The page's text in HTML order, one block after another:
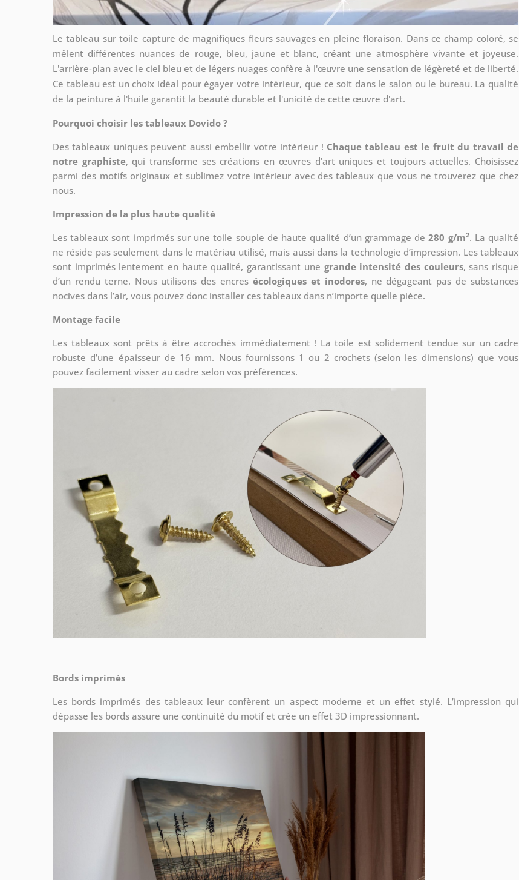
Le tableau sur toile capture de magnifiques fleurs sauvages en pleine floraison. Dans ce champ coloré, se
mêlent différentes nuances de rouge, bleu, jaune et blanc, créant une atmosphère vivante et joyeuse.
L'arrière-plan avec le ciel bleu et de légers nuages confère à l'œuvre une sensation de légèreté et de liberté.
Ce tableau est un choix idéal pour égayer votre intérieur, que ce soit dans le salon ou le bureau. La qualité
de la peinture à l'huile garantit la beauté durable et l'unicité de cette œuvre d'art.
Pourquoi choisir les tableaux Dovido ?
Des tableaux uniques peuvent aussi embellir votre intérieur ! Chaque tableau est le fruit du travail de
notre graphiste, qui transforme ses créations en œuvres d’art uniques et toujours actuelles. Choisissez
parmi des motifs originaux et sublimez votre intérieur avec des tableaux que vous ne trouverez que chez
nous.
Impression de la plus haute qualité
Les tableaux sont imprimés sur une toile souple de haute qualité d’un grammage de280 g/m2. La qualité
ne réside pas seulement dans le matériau utilisé, mais aussi dans la technologie d’impression. Les tableaux
sont imprimés lentement en haute qualité, garantissant une grande intensité des couleurs, sans risque
d’un rendu terne. Nous utilisons des encres écologiques et inodores, ne dégageant pas de substances
nocives dans l’air, vous pouvez donc installer ces tableaux dans n’importe quelle pièce.
Montage facile
Les tableaux sont prêts à être accrochés immédiatement ! La toile est solidement tendue sur un cadre
robuste d’une épaisseur de 16 mm. Nous fournissons 1 ou 2 crochets (selon les dimensions) que vous
pouvez facilement visser au cadre selon vos préférences.
Bords imprimés
Les bords imprimés des tableaux leur confèrent un aspect moderne et un effet stylé. L’impression qui
dépasse les bords assure une continuité du motif et crée un effet 3D impressionnant.